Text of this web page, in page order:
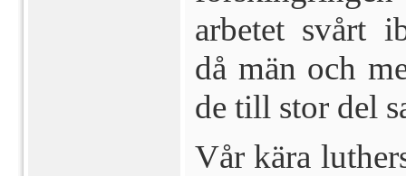
arbetet svårt
då män och
de till stor del
Vår kära